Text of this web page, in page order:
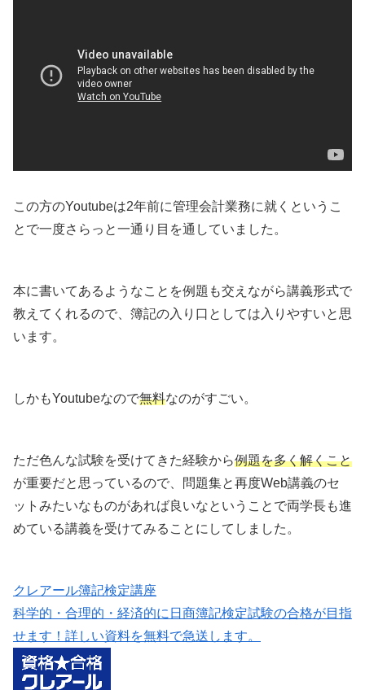
この方のYoutubeは2年前に管理会計業務に就くというこ
とで一度さらっと一通り目を通していました。
本に書いてあるようなことを例題も交えながら講義形式で
教えてくれるので、簿記の入り口としては入りやすいと思
います。
しかもYoutubeなので無料なのがすごい。
ただ色んな試験を受けてきた経験から例題を多く解くこと
が重要だと思っているので、問題集と再度Web講義のセ
ットみたいなものがあれば良いなということで両学長も進
めている講義を受けてみることにしてしました。
クレアール簿記検定講座
科学的・合理的・経済的に日商簿記検定試験の合格が目指
せます！詳しい資料を無料で急送します。